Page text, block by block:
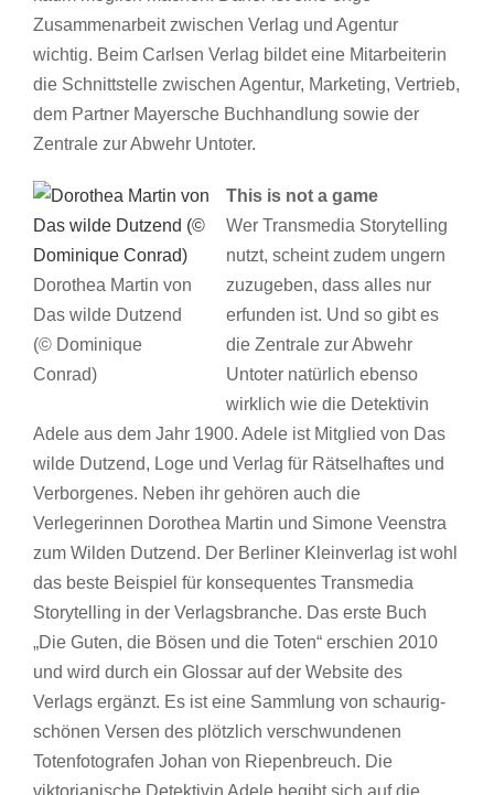
Zusammenarbeit zwischen Verlag und Agentur
wichtig. Beim Carlsen Verlag bildet eine Mitarbeiterin
die Schnittstelle zwischen Agentur, Marketing, Vertrieb,
dem Partner Mayersche Buchhandlung sowie der
Zentrale zur Abwehr Untoter.
Dorothea Martin von
Das wilde Dutzend
(© Dominique
Conrad)
This is not a game
Wer Transmedia Storytelling
nutzt, scheint zudem ungern
zuzugeben, dass alles nur
erfunden ist. Und so gibt es
die Zentrale zur Abwehr
Untoter natürlich ebenso
wirklich wie die Detektivin
Adele aus dem Jahr 1900. Adele ist Mitglied von Das
wilde Dutzend, Loge und Verlag für Rätselhaftes und
Verborgenes. Neben ihr gehören auch die
Verlegerinnen Dorothea Martin und Simone Veenstra
zum Wilden Dutzend. Der Berliner Kleinverlag ist wohl
das beste Beispiel für konsequentes Transmedia
Storytelling in der Verlagsbranche. Das erste Buch
„Die Guten, die Bösen und die Toten“ erschien 2010
und wird durch ein Glossar auf der Website des
Verlags ergänzt. Es ist eine Sammlung von schaurig-
schönen Versen des plötzlich verschwundenen
Totenfotografen Johan von Riepenbreuch. Die
viktorianische Detektivin Adele begibt sich auf die